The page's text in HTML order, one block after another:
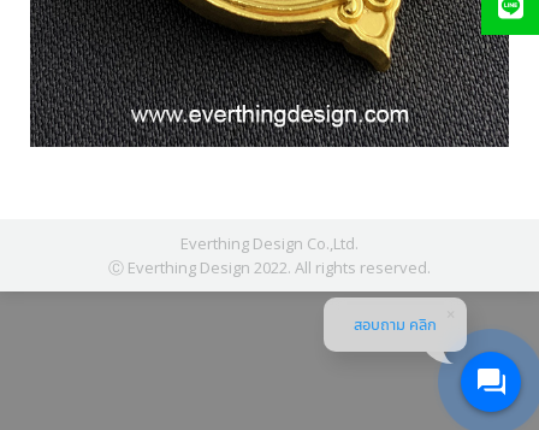
Everthing Design Co.,Ltd.
Ⓒ Everthing Design 2022. All rights reserved.
สอบถาม คลิก